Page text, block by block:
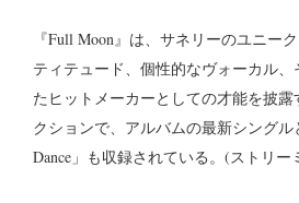
『Full Moon』は、サネリーのユニー
ティテュード、個性的なヴォーカル、
たヒットメーカーとしての才能を披
クションで、アルバムの最新シング
Dance」も収録されている。(ストリー